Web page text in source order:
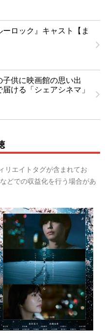
ロック』キャスト【ま
子供に映画館の思い出
ける「シェアシネマ」
リエイトタグが含まれてお
どでの収益化を行う場合があ